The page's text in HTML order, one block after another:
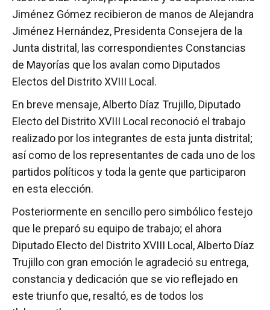
Jiménez Gómez recibieron de manos de Alejandra
Jiménez Hernández, Presidenta Consejera de la
Junta distrital, las correspondientes Constancias
de Mayorías que los avalan como Diputados
Electos del Distrito XVIII Local.
En breve mensaje, Alberto Díaz Trujillo, Diputado
Electo del Distrito XVIII Local reconoció el trabajo
realizado por los integrantes de esta junta distrital;
así como de los representantes de cada uno de los
partidos políticos y toda la gente que participaron
en esta elección.
Posteriormente en sencillo pero simbólico festejo
que le preparó su equipo de trabajo; el ahora
Diputado Electo del Distrito XVIII Local, Alberto Díaz
Trujillo con gran emoción le agradeció su entrega,
constancia y dedicación que se vio reflejado en
este triunfo que, resaltó, es de todos los